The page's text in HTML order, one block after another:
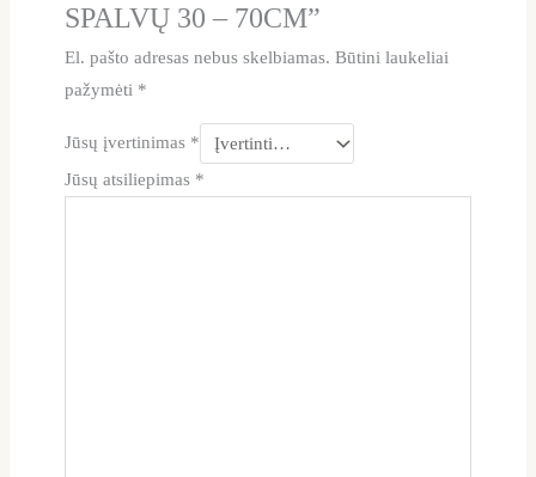
SPALVŲ 30 – 70CM”
El. pašto adresas nebus skelbiamas. Būtini laukeliai
pažymėti *
Jūsų įvertinimas *
Jūsų atsiliepimas *